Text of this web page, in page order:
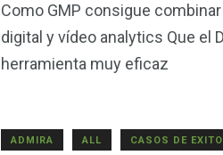
Como GMP consigue
digital y vídeo analytics Que el
herramienta muy eficaz
ADMIRA ALL CASOS DE EXITO